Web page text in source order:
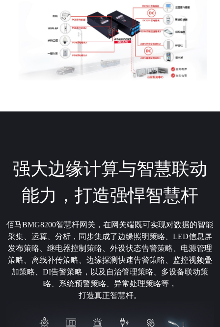
强大边缘计算与智慧联动
能力，打造强悍智慧杆
佰马BMG8200智慧杆网关，在网关端既可实现对数据的智能
采集、运算、分析，同步集成了边缘照明策略、LED信息屏
发布策略、继电器控制策略、外设状态告警策略、电源管理
策略、离线补传策略、边缘探测快速告警策略、监控视频叠
加策略、DI告警策略，以及自治管理策略、多设备联动策
略、系统预警策略、异常处理策略等，
打造真正智慧杆。